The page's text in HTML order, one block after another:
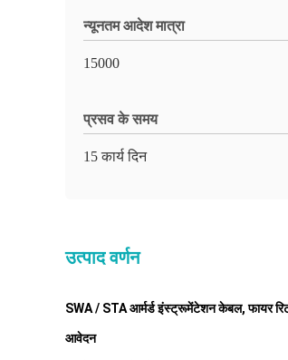
न्यूनतम आदेश मात्रा
15000
प्रसव के समय
15 कार्य दिन
उत्पाद वर्णन
SWA / STA आर्मर्ड इंस्ट्रूमेंटेशन केबल, फायर
आवेदन